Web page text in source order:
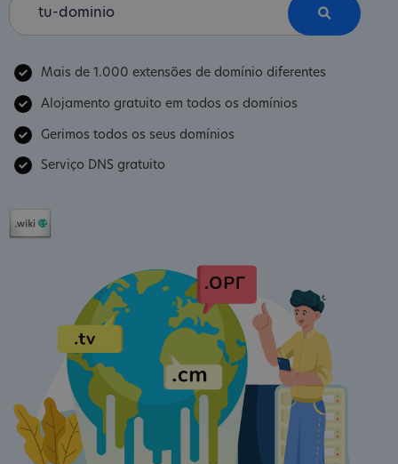
Mais de 1.000 extensões de domínio diferentes
Alojamento gratuito em todos os domínios
Gerimos todos os seus domínios
Serviço DNS gratuito